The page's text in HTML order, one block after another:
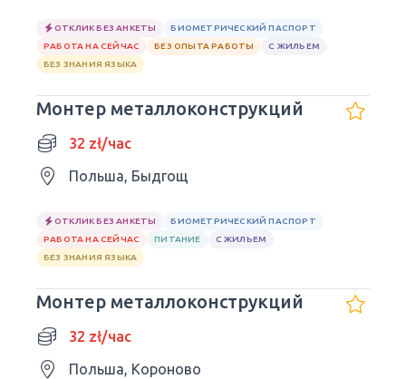
ОТКЛИК БЕЗ АНКЕТЫ
БИОМЕТРИЧЕСКИЙ ПАСПОРТ
РАБОТА НА СЕЙЧАС
БЕЗ ОПЫТА РАБОТЫ
С ЖИЛЬЕМ
БЕЗ ЗНАНИЯ ЯЗЫКА
Монтер металлоконструкций
32 zł/час
Польша, Быдгощ
ОТКЛИК БЕЗ АНКЕТЫ
БИОМЕТРИЧЕСКИЙ ПАСПОРТ
РАБОТА НА СЕЙЧАС
ПИТАНИЕ
С ЖИЛЬЕМ
БЕЗ ЗНАНИЯ ЯЗЫКА
Монтер металлоконструкций
32 zł/час
Польша, Короново